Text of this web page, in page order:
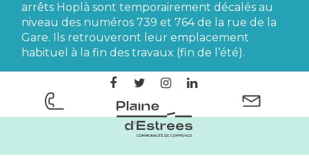
arrêts Hoplà sont temporairement décalés au
niveau des numéros 739 et 764 de la rue de la
Gare. Ils retrouveront leur emplacement
habituel à la fin des travaux (fin de l’été).
Lien
vers
le
compte
Facebook
Lien
vers
le
compte
Twitter
Lien
le
compte
Instagram
le
Linkedin
CC
Plaine
d'Estrées